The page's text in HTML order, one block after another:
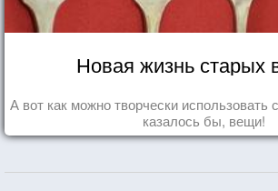
Новая жизнь старых
А вот как можно творчески использовать
казалось бы, вещи!